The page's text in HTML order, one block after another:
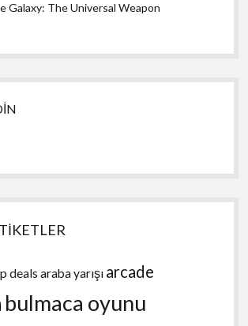
Galaxy: The Universal Weapon
deals araba yarışı arcade
bulmaca oyunu